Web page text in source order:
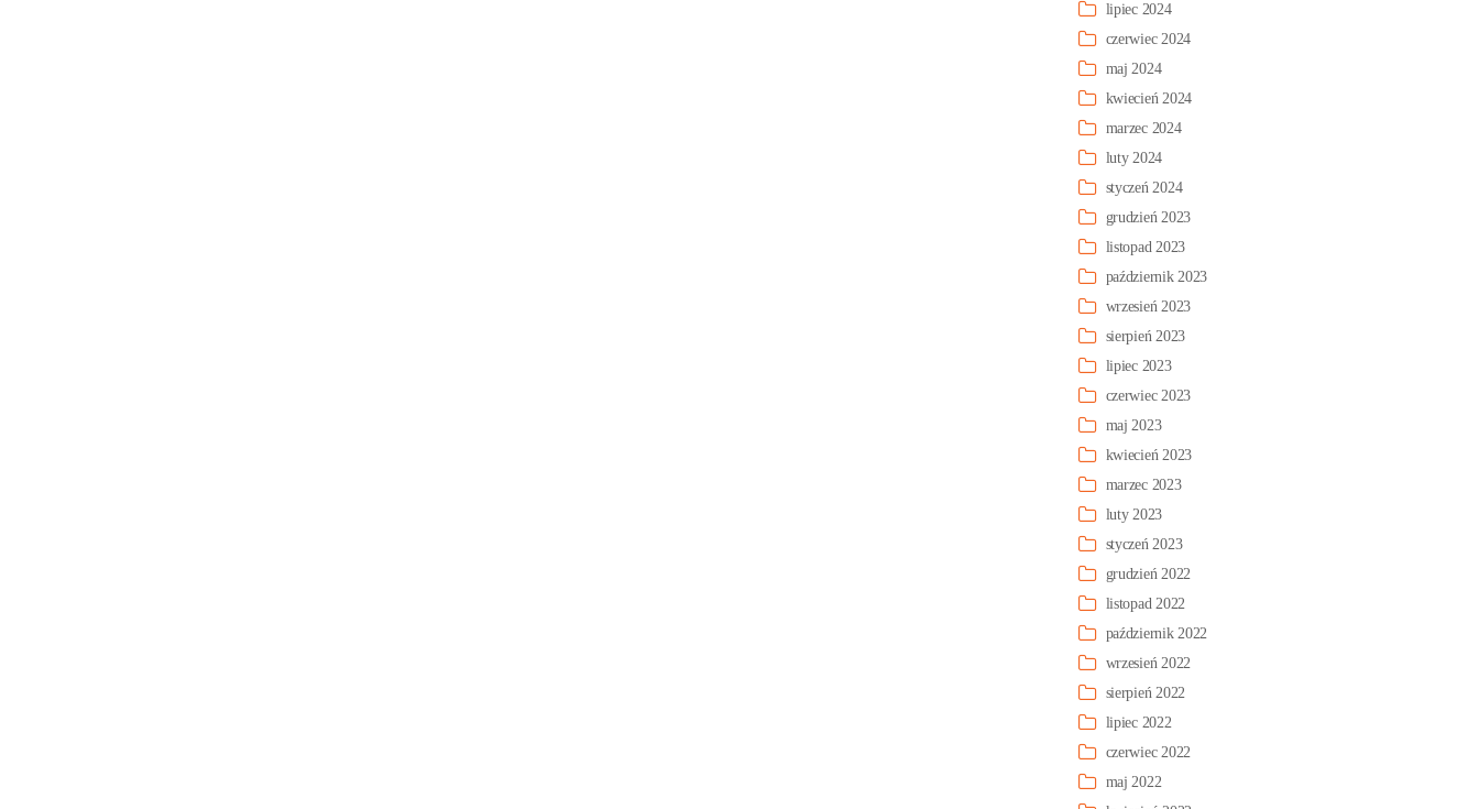
lipiec 2024
czerwiec 2024
maj 2024
kwiecień 2024
marzec 2024
luty 2024
styczeń 2024
grudzień 2023
listopad 2023
październik 2023
wrzesień 2023
sierpień 2023
lipiec 2023
czerwiec 2023
maj 2023
kwiecień 2023
marzec 2023
luty 2023
styczeń 2023
grudzień 2022
listopad 2022
październik 2022
wrzesień 2022
sierpień 2022
lipiec 2022
czerwiec 2022
maj 2022